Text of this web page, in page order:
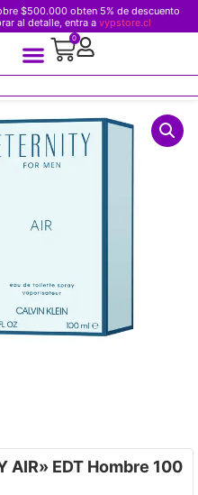
$500.000 obten 5% de descuento
al detalle, entra a vypstore.cl
0
AIR» EDT Hombre 100